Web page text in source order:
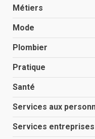
Métiers
Mode
Plombier
Pratique
Santé
Services aux
Services entreprises